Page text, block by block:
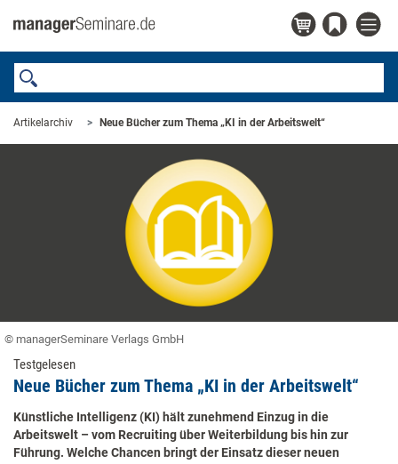
Artikelarchiv Neue Bücher zum Thema „KI in der Arbeitswelt“
© managerSeminare Verlags GmbH
Testgelesen
Neue Bücher zum Thema „KI in der Arbeitswelt“
Künstliche Intelligenz (KI) hält zunehmend Einzug in die
Arbeitswelt – vom Recruiting über Weiterbildung bis hin zur
Führung. Welche Chancen bringt der Einsatz dieser neuen